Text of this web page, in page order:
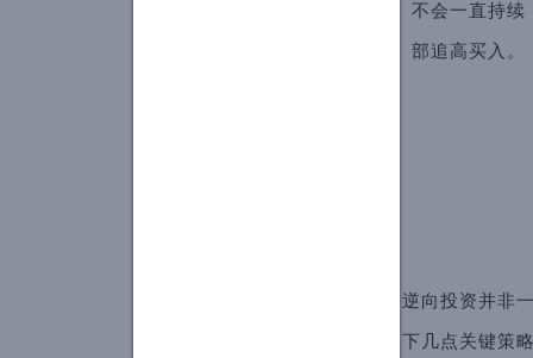
不会一直持续
部追高买入。
逆向投资并非
下几点关键策